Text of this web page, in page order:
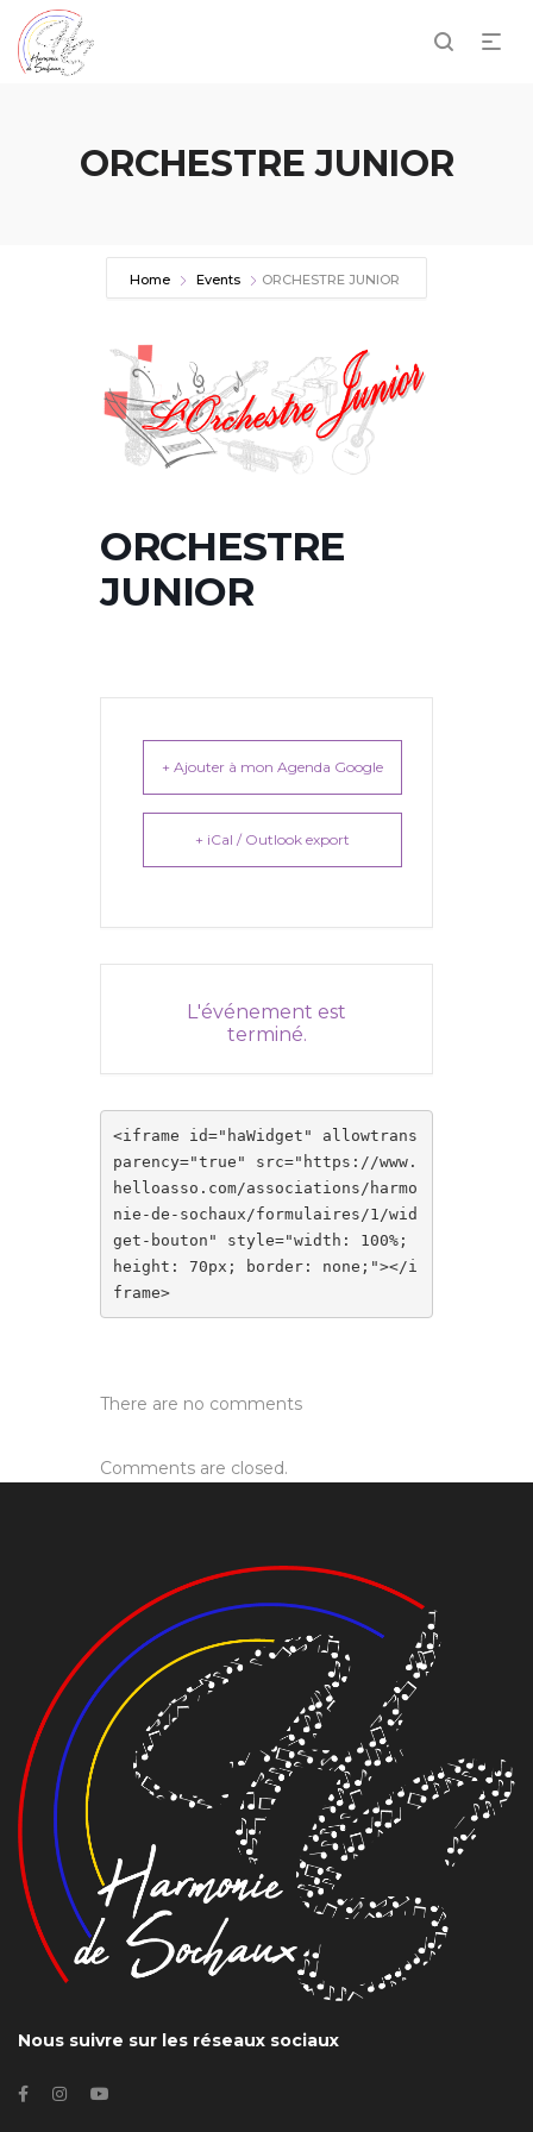
ORCHESTRE JUNIOR
Home Events ORCHESTRE JUNIOR
ORCHESTRE
JUNIOR
+ Ajouter à mon Agenda Google
+ iCal / Outlook export
L'événement est
terminé.
<iframe id="haWidget" allowtrans
parency="true" src="https://www.
helloasso.com/associations/harmo
nie-de-sochaux/formulaires/1/wid
get-bouton" style="width: 100%;
height: 70px; border: none;"></i
frame>
There are no comments
Comments are closed.
Nous suivre sur les réseaux sociaux